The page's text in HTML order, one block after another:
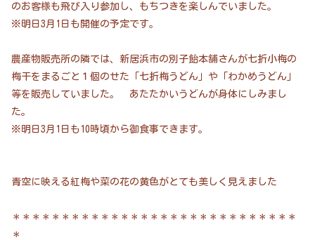
のお客様も飛び入り参加し、もちつきを楽しんでいました。
※明日3月1日も開催の予定です。
農産物販売所の隣では、新居浜市の別子飴本舗さんが七折小梅の
梅干をまるごと１個のせた「七折梅うどん」や「わかめうどん」
等を販売していました。 あたたかいうどんが身体にしみまし
た。
※明日3月1日も10時頃から御食事できます。
青空に映える紅梅や菜の花の黄色がとても美しく見えました
＊＊＊＊＊＊＊＊＊＊＊＊＊＊＊＊＊＊＊＊＊＊＊＊＊＊＊＊＊
＊